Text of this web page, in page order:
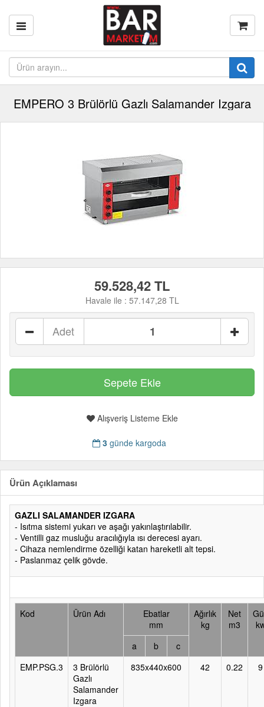
EMPERO 3 Brülörlü Gazlı Salamander Izgara
59.528,42 TL
Havale ile : 57.147,28 TL
Adet
Alışveriş Listeme Ekle
3günde kargoda
Ürün Açıklaması
GAZLI SALAMANDER IZGARA
- Isıtma sistemi yukarı ve aşağı yakınlaştırılabilir.
- Ventilli gaz musluğu aracılığıyla ısı derecesi ayarı.
- Cihaza nemlendirme özelliği katan hareketli alt tepsi.
- Paslanmaz çelik gövde.
Kod Ürün Adı
Ebatlar
mm
Ağırlık
kg
Net
m3
a
b
c
EMP.PSG.3
3 Brülörlü
Gazlı
Salamander
Izgara
835x440x600 42 0.22 9